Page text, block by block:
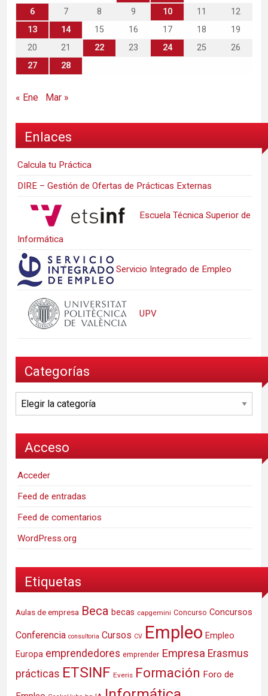
6
7 8 9 10 11
12
13
14 15 16 17 18
19
20
21 22 23 24 25
26
27
28
« Ene Mar »
Enlaces
Calcula tu Práctica
DIRE – Gestión de Ofertas de Prácticas Externas
Escuela Técnica Superior de
Informática
Servicio Integrado de Empleo
UPV
Categorías
Categorías
Acceso
Acceder
Feed de entradas
Feed de comentarios
WordPress.org
Etiquetas
Aulas de empresa Beca becas capgemini Concurso Concursos
Conferencia consultoria Cursos CV Empleo Empleo
Europa emprendedores emprender Empresa Erasmus
prácticas ETSINF Everis Formación Foro de